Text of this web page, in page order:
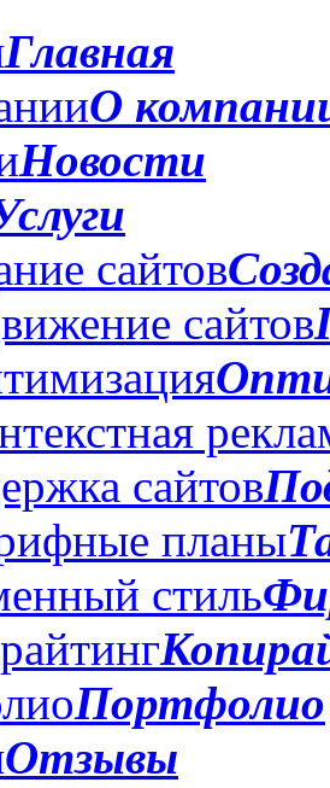
Главная
О
Новости
сайтов
сайтов
сайтов
планы
стиль
Портфолио
Отзывы